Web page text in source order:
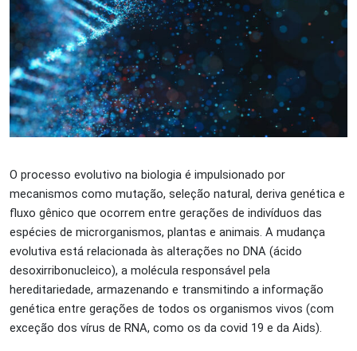
O processo evolutivo na biologia é impulsionado por
mecanismos como mutação, seleção natural, deriva genética e
fluxo gênico que ocorrem entre gerações de indivíduos das
espécies de microrganismos, plantas e animais. A mudança
evolutiva está relacionada às alterações no DNA (ácido
desoxirribonucleico), a molécula responsável pela
hereditariedade, armazenando e transmitindo a informação
genética entre gerações de todos os organismos vivos (com
exceção dos vírus de RNA, como os da covid 19 e da Aids).